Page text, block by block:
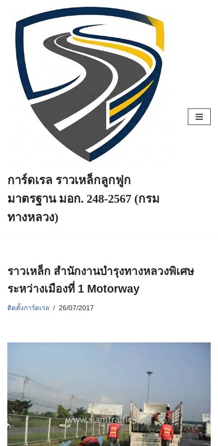
Skip
content
การ์ดเรล ราวเหล็กลูกฟูก
มาตรฐาน มอก. 248-2567 (กรม
ทางหลวง)
ราวเหล็ก สำนักงานบำรุงทางหลวงพิเศษ
ระหว่างเมืองที่ 1 Motorway
ติดตั้งการ์ดเรล 26/07/2017